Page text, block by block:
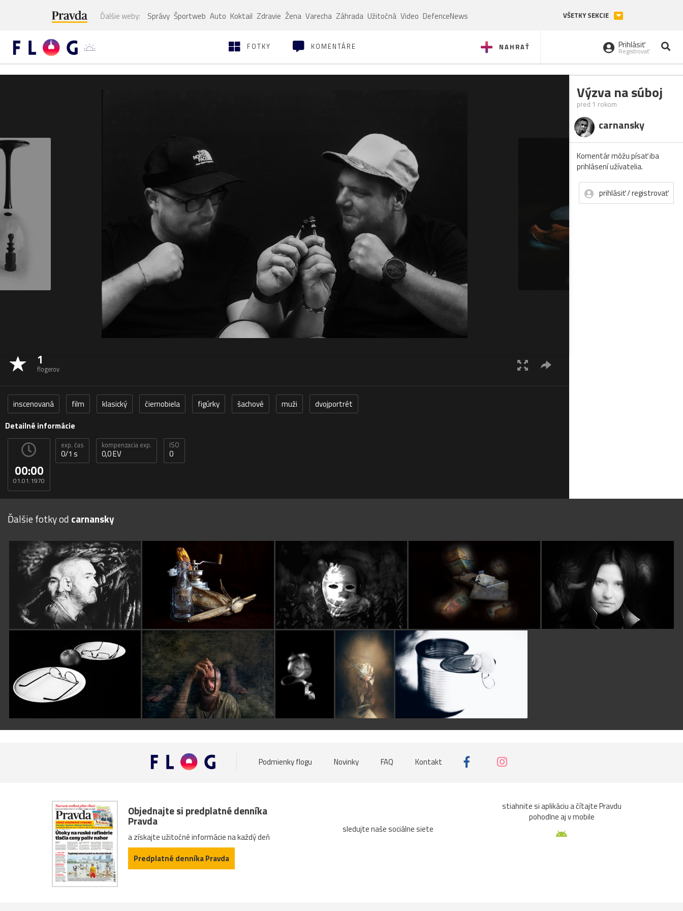
Ďalšie weby: Správy Športweb Auto Koktail Zdravie Žena Varecha Záhrada Užitočná Video DefenceNews VŠETKY SEKCIE
NAHRAŤ
FOTKY KOMENTÁRE Prihlásiť
Registrovať
1
flogerov
inscenovaná film klasický čiernobiela figúrky šachové muži
dvojportrét
Detailné informácie
00:00
01.01.1970
exp. čas
0/1 s
kompenzacia exp.
0,0 EV
ISO
0
Výzva na súboj
pred 1 rokom
carnansky
Komentár môžu písať iba
prihlásení užívatelia.
prihlásiť / registrovať
Ďalšie fotky od carnansky
Podmienky flogu Novinky FAQ Kontakt
Objednajte si predplatné denníka
Pravda
a získajte užitočné informácie na každý deň
Predplatné denníka Pravda
sledujte naše sociálne siete
stiahnite si aplikáciu a čítajte Pravdu
pohodlne aj v mobile